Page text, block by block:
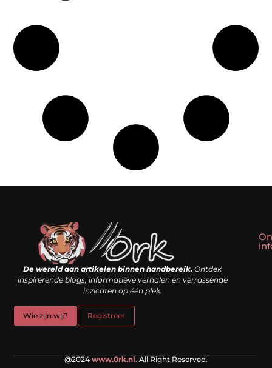
De wereld aan artikelen binnen handbereik. Ontdek
inspirerende blogs, informatieve verhalen en verrassende
inzichten op één plek.
Wie zijn wij? Registreer
@2024 www.0rk.nl. All Right Reserved.